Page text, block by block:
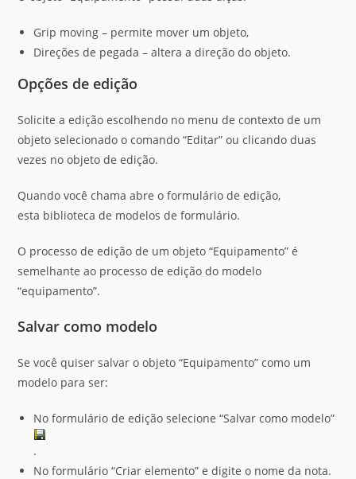
Grip moving – permite mover um objeto,
Direções de pegada – altera a direção do objeto.
Opções de edição
Solicite a edição escolhendo no menu de contexto de um
objeto selecionado o comando “Editar” ou clicando duas
vezes no objeto de edição.
Quando você chama abre o formulário de edição,
esta biblioteca de modelos de formulário.
O processo de edição de um objeto “Equipamento” é
semelhante ao processo de edição do modelo
“equipamento”.
Salvar como modelo
Se você quiser salvar o objeto “Equipamento” como um
modelo para ser:
No formulário de edição selecione “Salvar como modelo”
.
No formulário “Criar elemento” e digite o nome da nota.